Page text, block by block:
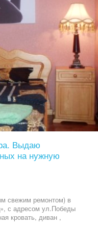
цифрового
диваном
оснащена абсолютно
производства от
Совмещенный санузел
wi-fi. Цена от 850 до
их количества, сезона
дни чуть дороже. Цена
сдается для
людей!
необходимую Вам
действительности..
Выдаю
на нужную
свежим ремонтом) в
с адресом ул.Победы
кровать, диван ,